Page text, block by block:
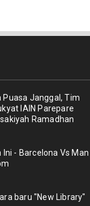
Puasa Janggal, Tim
IAIN Parepare
Ramadhan
- Barcelona Vs Man
baru "New Library"